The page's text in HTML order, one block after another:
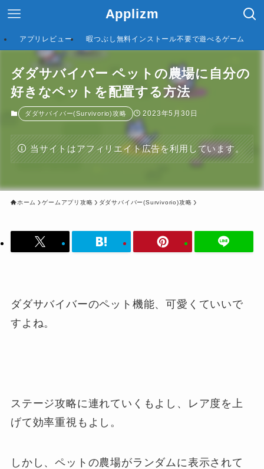
Applizm
アプリレビュー 暇つぶし無料インストール不要で遊べるゲーム
ダダサバイバー ペットの農場に自分の
好きなペットを配置する方法
ダダサバイバー(Survivorio)攻略 2023年5月30日
当サイトはアフィリエイト広告を利用しています。
ホーム ゲームアプリ攻略 ダダサバイバー(Survivorio)攻略
ダダサバイバーのペット機能、可愛くていいで
すよね。
ステージ攻略に連れていくもよし、レア度を上
げて効率重視もよし。
しかし、ペットの農場がランダムに表示されて